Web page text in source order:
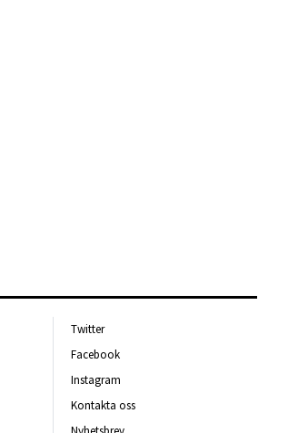
Twitter
Facebook
Instagram
Kontakta oss